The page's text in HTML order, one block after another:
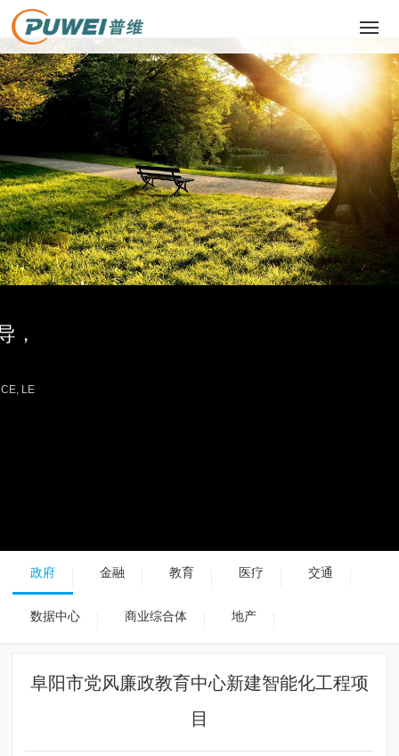
网站首页
关于我们
产品中心
主营业务
成功案例
，
LE
政府 金融 教育 医疗 交通
数据中心 商业综合体 地产
阜阳市党风廉政教育中心新建智能化工程项
目